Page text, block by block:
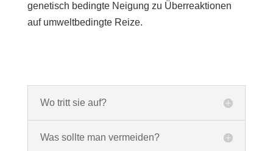
genetisch bedingte Neigung zu Überreaktionen
auf umweltbedingte Reize.
Wo tritt sie auf?
Was sollte man vermeiden?